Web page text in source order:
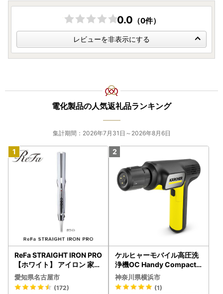
0.0 （0件）
レビューを非表示にする
電化製品の人気返礼品ランキング
集計期間：2026年7月31日～2026年8月6日
ReFa STRAIGHT IRON PRO
【ホワイト】 アイロン 家電
美容 リファ アイロン
愛知県名古屋市
(172)
ケルヒャーモバイル高圧洗
浄機OC Handy Compact
（ハンディエア） APV000
7
神奈川県横浜市
(1)